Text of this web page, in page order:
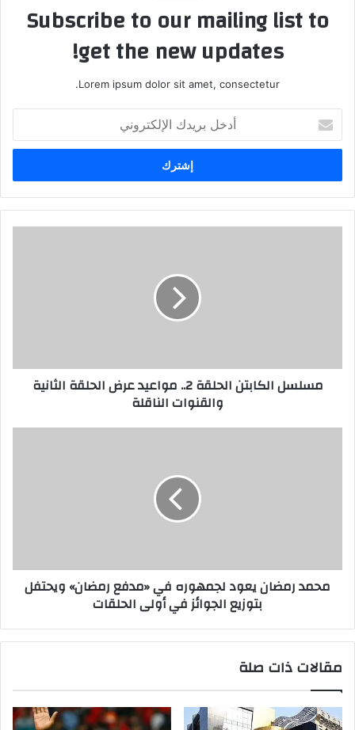
Subscribe to our mailing list to
get the new updates!
Lorem ipsum dolor sit amet, consectetur.
بريدك
الإلكتروني
مسلسل الكابتن الحلقة 2.. مواعيد عرض الحلقة الثانية
والقنوات الناقلة
محمد رمضان يعود لجمهوره في «مدفع رمضان» ويحتفل
بتوزيع الجوائز في أولى الحلقات
مقالات ذات صلة